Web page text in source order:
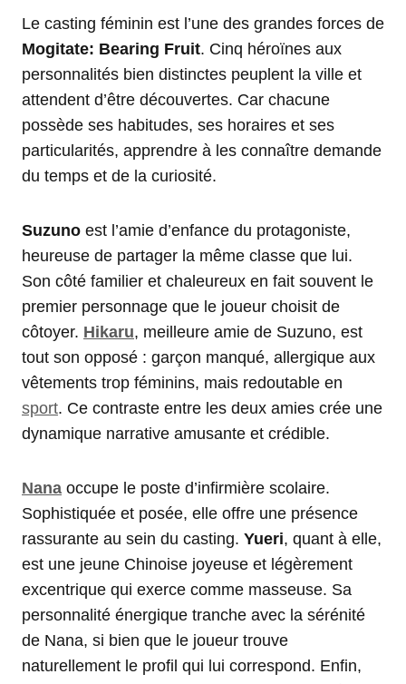
Le casting féminin est l’une des grandes forces de
Mogitate: Bearing Fruit. Cinq héroïnes aux
personnalités bien distinctes peuplent la ville et
attendent d’être découvertes. Car chacune
possède ses habitudes, ses horaires et ses
particularités, apprendre à les connaître demande
du temps et de la curiosité.
Suzuno est l’amie d’enfance du protagoniste,
heureuse de partager la même classe que lui.
Son côté familier et chaleureux en fait souvent le
premier personnage que le joueur choisit de
côtoyer. Hikaru, meilleure amie de Suzuno, est
tout son opposé : garçon manqué, allergique aux
vêtements trop féminins, mais redoutable en
sport. Ce contraste entre les deux amies crée une
dynamique narrative amusante et crédible.
Nana occupe le poste d’infirmière scolaire.
Sophistiquée et posée, elle offre une présence
rassurante au sein du casting. Yueri, quant à elle,
est une jeune Chinoise joyeuse et légèrement
excentrique qui exerce comme masseuse. Sa
personnalité énergique tranche avec la sérénité
de Nana, si bien que le joueur trouve
naturellement le profil qui lui correspond. Enfin,